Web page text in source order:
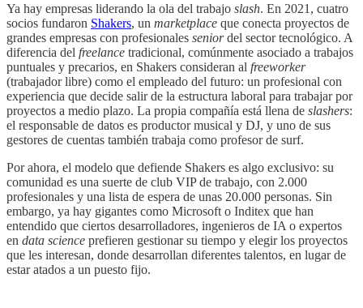
Ya hay empresas liderando la ola del trabajo slash. En 2021, cuatro
socios fundaron Shakers, un marketplace que conecta proyectos de
grandes empresas con profesionales seniordel sector tecnológico. A
diferencia del freelance tradicional, comúnmente asociado a trabajos
puntuales y precarios, en Shakers consideran al freeworker
(trabajador libre) como el empleado del futuro: un profesional con
experiencia que decide salir de la estructura laboral para trabajar por
proyectos a medio plazo. La propia compañía está llena de slashers:
el responsable de datos es productor musical y DJ, y uno de sus
gestores de cuentas también trabaja como profesor de surf.
Por ahora, el modelo que defiende Shakers es algo exclusivo: su
comunidad es una suerte de club VIP de trabajo, con 2.000
profesionales y una lista de espera de unas 20.000 personas. Sin
embargo, ya hay gigantes como Microsoft o Inditex que han
entendido que ciertos desarrolladores, ingenieros de IA o expertos
en data science prefieren gestionar su tiempo y elegir los proyectos
que les interesan, donde desarrollan diferentes talentos, en lugar de
estar atados a un puesto fijo.